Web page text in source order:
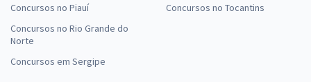
Concursos no Piauí
Concursos no Rio Grande do
Norte
Concursos em Sergipe
Concursos no Tocantins